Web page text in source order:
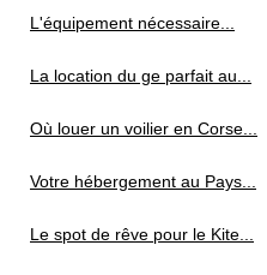
L'équipement nécessaire...
La location du ge parfait au...
Où louer un voilier en Corse...
Votre hébergement au Pays...
Le spot de rêve pour le Kite...